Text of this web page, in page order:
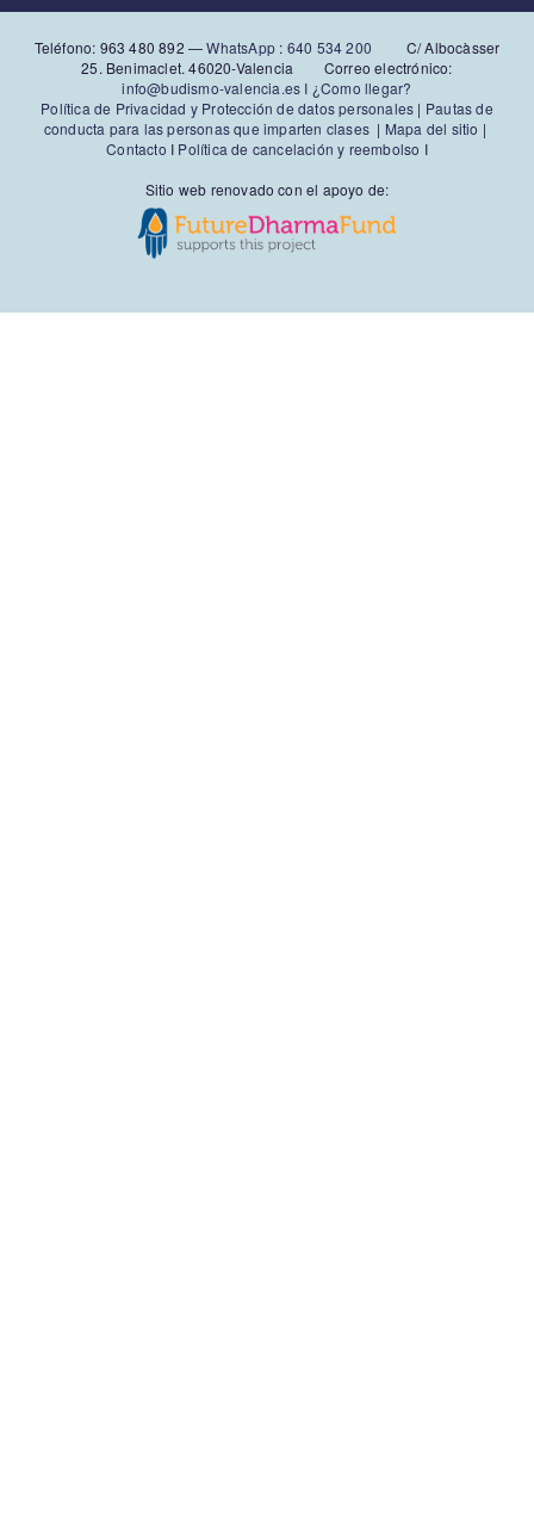
Teléfono: 963 480 892‬ —WhatsApp : 640 534 200 C/ Albocàsser
25. Benimaclet. 46020-Valencia Correo electrónico:
info@budismo-valencia.es I ¿Como llegar?
Política de Privacidad y Protección de datos personales | Pautas de
conducta para las personas que imparten clases| Mapa del sitio |
Contacto I Política de cancelación y reembolso I
Sitio web renovado con el apoyo de: